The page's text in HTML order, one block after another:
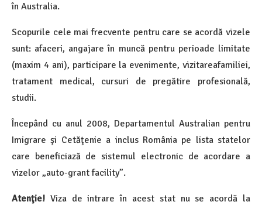
în Australia.
Scopurile cele mai frecvente pentru care se acordă vizele
sunt: afaceri, angajare în muncă pentru perioade limitate
(maxim 4 ani), participare la evenimente, vizitareafamiliei,
tratament medical, cursuri de pregătire profesională,
studii.
Începând cu anul 2008, Departamentul Australian pentru
Imigrare şi Cetăţenie a inclus România pe lista statelor
care beneficiază de sistemul electronic de acordare a
vizelor „auto-grant facility”.
Atenţie! Viza de intrare în acest stat nu se acordă la